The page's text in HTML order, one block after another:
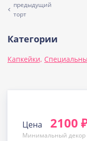
предыдущий
торт
Категории
Капкейки,
Цена 2100
Минимальный декор